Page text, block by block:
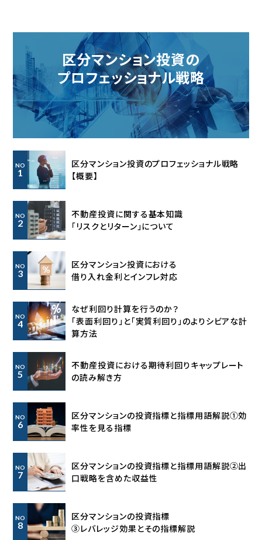
区分マンション投資の
プロフェッショナル戦略
NO
1
区分マンション投資のプロフェッショナル戦略
【概要】
NO
2
不動産投資に関する基本知識
「リスクとリターン」について
NO
3
区分マンション投資における
借り入れ金利とインフレ対応
NO
4
なぜ利回り計算を行うのか？
「表面利回り」と「実質利回り」のよりシビアな計
算方法
NO
5
不動産投資における期待利回りキャップレート
の読み解き方
NO
6
区分マンションの投資指標と指標用語解説①効
率性を見る指標
NO
7
区分マンションの投資指標と指標用語解説②出
口戦略を含めた収益性
NO
8
区分マンションの投資指標
③レバレッジ効果とその指標解説